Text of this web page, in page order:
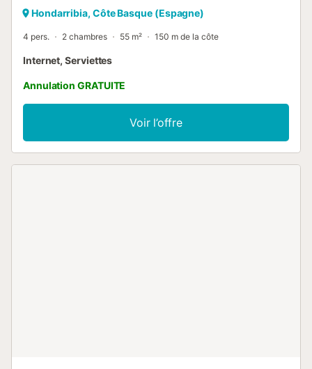
Hondarribia, Côte Basque (Espagne)
4 pers. 2 chambres 55 m² 150 m de la côte
Internet, Serviettes
Annulation GRATUITE
Voir l’offre